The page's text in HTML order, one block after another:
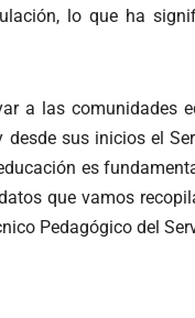
lo que ha
a las comunidades
sus inicios el
es
que vamos
Pedagógico del